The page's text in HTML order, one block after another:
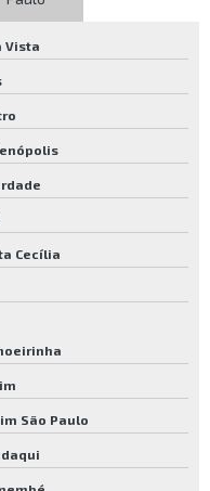
Vista
Cecília
São Paulo